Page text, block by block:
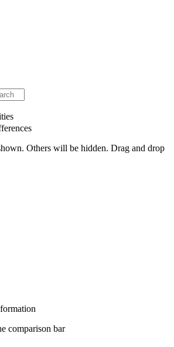
Others will be hidden. Drag and drop
comparison bar